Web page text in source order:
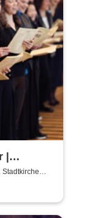
|
der
Stadtkirche